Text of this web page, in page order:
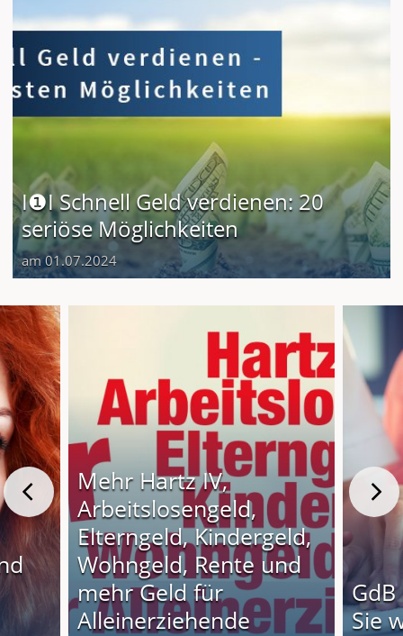
I❶I Schnell Geld verdienen: 20
seriöse Möglichkeiten
am 01.07.2024
Mehr Hartz IV,
Arbeitslosengeld,
Elterngeld, Kindergeld,
Wohngeld, Rente und
mehr Geld für
Alleinerziehende
Sie